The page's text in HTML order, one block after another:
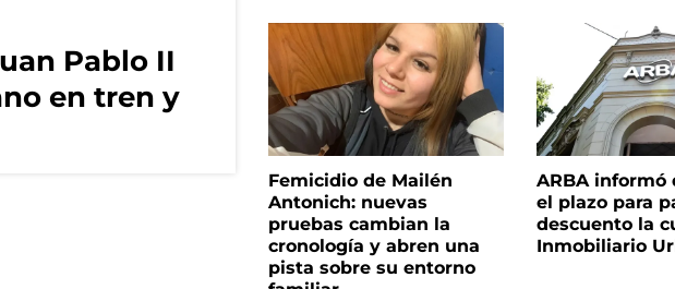
Pablo II
en tren y
Femicidio de Mailén
Antonich: nuevas
pruebas cambian la
cronología y abren una
pista sobre su entorno
ARBA informó
el plazo para
descuento la
Inmobiliario